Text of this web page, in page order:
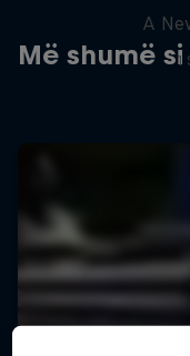
Më shumë
A
1